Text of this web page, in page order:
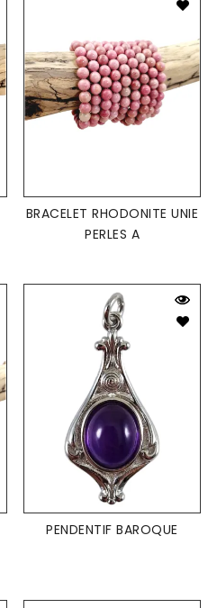
BRACELET RHODONITE UNIE
PERLES A
PENDENTIF BAROQUE